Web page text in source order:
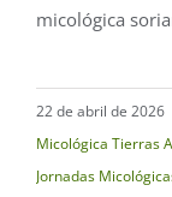
micológica
22 de abril de 2026
Micológica Tierras
Jornadas